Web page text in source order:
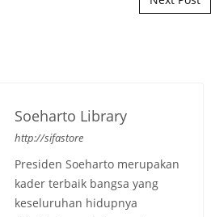
Soeharto Library
http://sifastore
Presiden Soeharto merupakan
kader terbaik bangsa yang
keseluruhan hidupnya